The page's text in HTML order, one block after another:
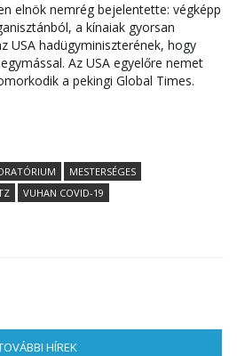
elnök nemrég bejelentette: végképp
a kínaiak gyorsan
USA hadügyminiszterének, hogy
Az USA egyelőre nemet
a pekingi Global Times.
MESTERSÉGES
VUHAN COVID-19
HÍREK